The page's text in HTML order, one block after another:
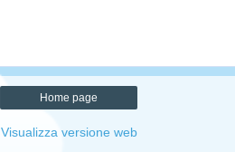
Home page
Visualizza versione web